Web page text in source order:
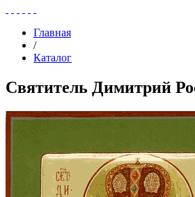
Главная
/
Каталог
Святитель Димитрий